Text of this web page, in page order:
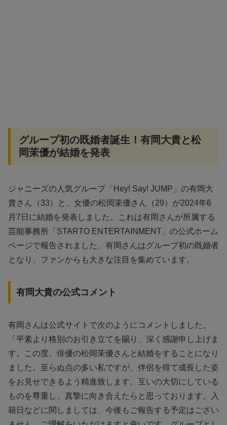
グループ初の既婚者誕生！有岡大貴と松
岡茉優が結婚を発表
ジャニーズの人気グループ「Hey! Say! JUMP」の有岡大
貴さん（33）と、女優の松岡茉優さん（29）が2024年6
月7日に結婚を発表しました。これは有岡さんが所属する
芸能事務所「STARTO ENTERTAINMENT」の公式ホーム
ページで報告されました。有岡さんはグループ初の既婚者
となり、ファンからも大きな注目を集めています。
有岡大貴の公式コメント
有岡さんは公式サイトで次のようにコメントしました。
「平素より格別のお引き立てを賜り、深く感謝申し上げま
す。この度、俳優の松岡茉優さんと結婚をすることになり
ました。至らぬ点の多い私ですが、伴侶を得て成長した姿
をお見せできるよう精進致します。互いの大切にしている
ものを尊重し、真摯に向き合えたらと思っております。入
籍日などに関しましては、今後もご報告する予定はござい